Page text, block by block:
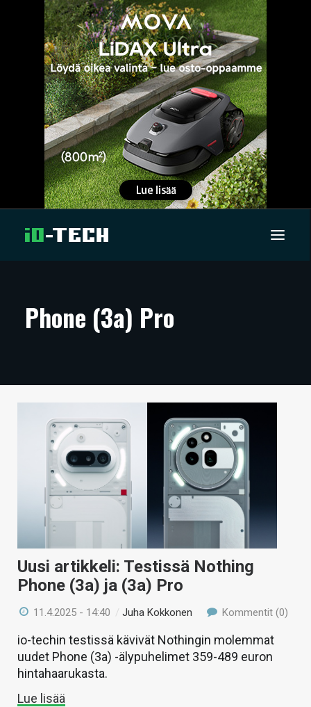
ARTIKKELIT
TECHBBS
VAIHDA TEEMA
HAKU
Phone (3a) Pro
Uusi artikkeli: Testissä Nothing
Phone (3a) ja (3a) Pro
11.4.2025 - 14:40 /Juha Kokkonen Kommentit (0)
io-techin testissä kävivät Nothingin molemmat
uudet Phone (3a) -älypuhelimet 359-489 euron
hintahaarukasta.
Lue lisää